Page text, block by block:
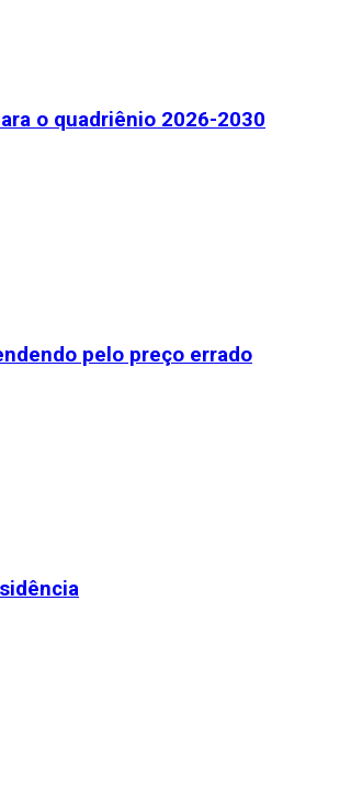
o quadriênio 2026-2030
pelo preço errado